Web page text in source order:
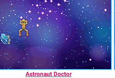
Astronaut Doctor